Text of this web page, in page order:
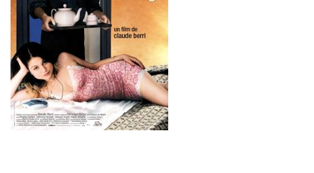
Romantische komedie
Thriller